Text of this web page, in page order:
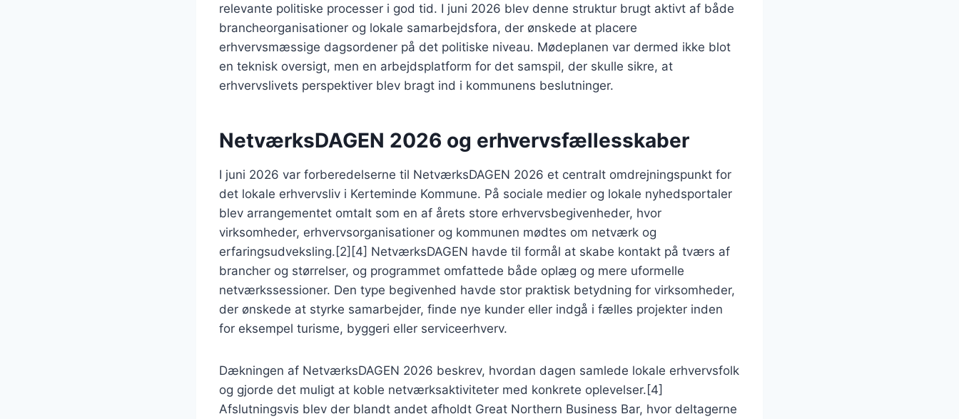
relevante politiske processer i god tid. I juni 2026 blev denne struktur brugt aktivt af både
brancheorganisationer og lokale samarbejdsfora, der ønskede at placere
erhvervsmæssige dagsordener på det politiske niveau. Mødeplanen var dermed ikke blot
en teknisk oversigt, men en arbejdsplatform for det samspil, der skulle sikre, at
erhvervslivets perspektiver blev bragt ind i kommunens beslutninger.
NetværksDAGEN 2026 og erhvervsfællesskaber
I juni 2026 var forberedelserne til NetværksDAGEN 2026 et centralt omdrejningspunkt for
det lokale erhvervsliv i Kerteminde Kommune. På sociale medier og lokale nyhedsportaler
blev arrangementet omtalt som en af årets store erhvervsbegivenheder, hvor
virksomheder, erhvervsorganisationer og kommunen mødtes om netværk og
erfaringsudveksling.[2][4] NetværksDAGEN havde til formål at skabe kontakt på tværs af
brancher og størrelser, og programmet omfattede både oplæg og mere uformelle
netværkssessioner. Den type begivenhed havde stor praktisk betydning for virksomheder,
der ønskede at styrke samarbejder, finde nye kunder eller indgå i fælles projekter inden
for eksempel turisme, byggeri eller serviceerhverv.
Dækningen af NetværksDAGEN 2026 beskrev, hvordan dagen samlede lokale erhvervsfolk
og gjorde det muligt at koble netværksaktiviteter med konkrete oplevelser.[4]
Afslutningsvis blev der blandt andet afholdt Great Northern Business Bar, hvor deltagerne